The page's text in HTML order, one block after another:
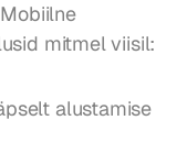
mitmel viisil:
alustamise